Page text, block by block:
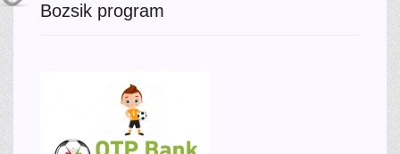
Bozsik program